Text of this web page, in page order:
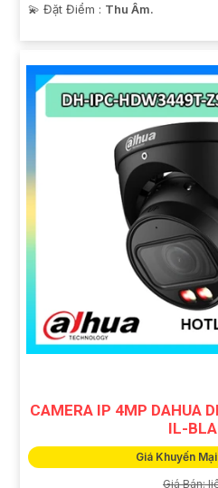
️💫 Đặt Điểm : Thu Âm.
CAMERA IP 4MP DAHUA
IL-
Giá Khuyến
Giá Bán: